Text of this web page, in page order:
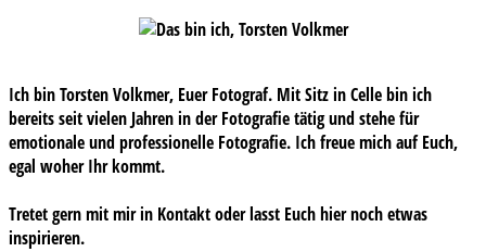
Ich bin Torsten Volkmer, Euer Fotograf. Mit Sitz in Celle bin ich
bereits seit vielen Jahren in der Fotografie tätig und stehe für
emotionale und professionelle Fotografie. Ich freue mich auf Euch,
egal woher Ihr kommt.
Tretet gern mit mir in Kontakt oder lasst Euch hier noch etwas
inspirieren.